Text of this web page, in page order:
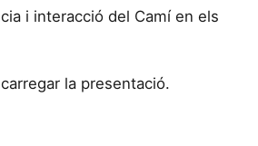
i interacció del Camí en els
la presentació.